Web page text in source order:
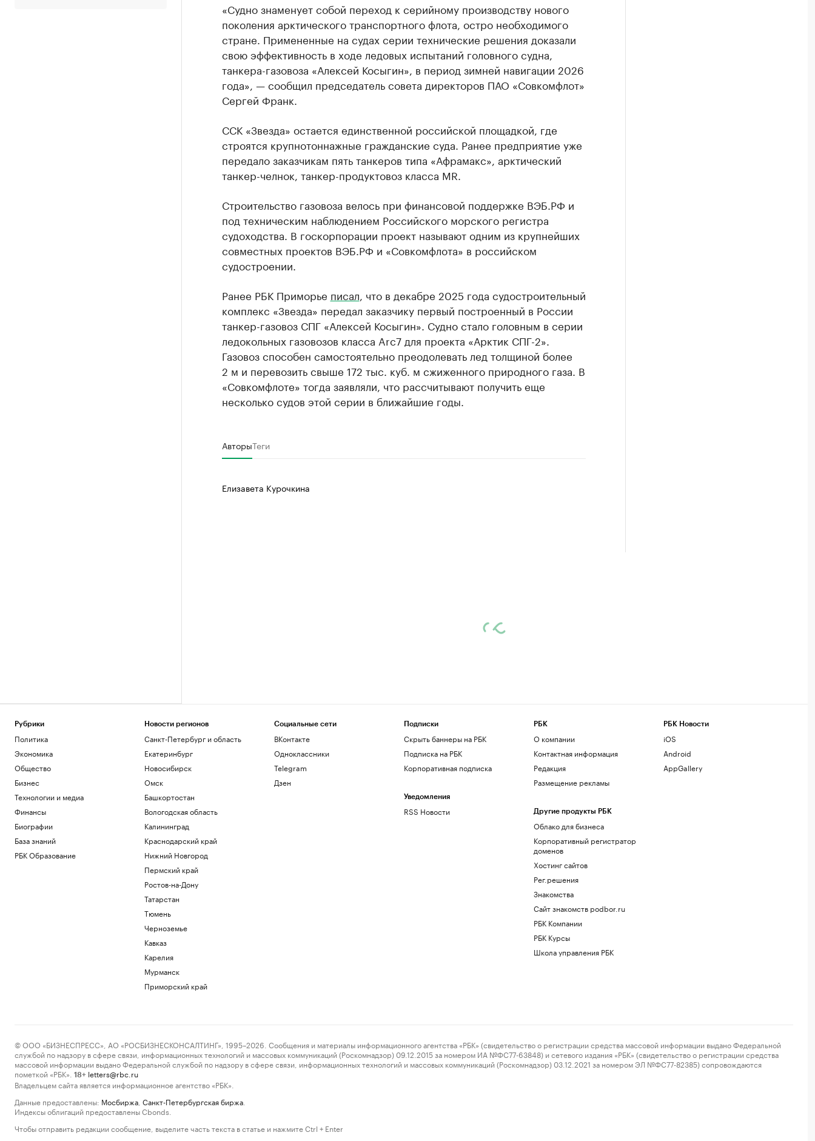
«Судно знаменует собой переход к серийному производству нового
поколения арктического транспортного флота, остро необходимого
стране. Примененные на судах серии технические решения доказали
свою эффективность в ходе ледовых испытаний головного судна,
танкера-газовоза «Алексей Косыгин», в период зимней навигации 2026
года», — сообщил председатель совета директоров ПАО «Совкомфлот»
Сергей Франк.
ССК «Звезда» остается единственной российской площадкой, где
строятся крупнотоннажные гражданские суда. Ранее предприятие уже
передало заказчикам пять танкеров типа «Афрамакс», арктический
танкер-челнок, танкер-продуктовоз класса MR.
Строительство газовоза велось при финансовой поддержке ВЭБ.РФ и
под техническим наблюдением Российского морского регистра
судоходства. В госкорпорации проект называют одним из крупнейших
совместных проектов ВЭБ.РФ и «Совкомфлота» в российском
судостроении.
Ранее РБК Приморье писал , что в декабре 2025 года судостроительный
комплекс «Звезда» передал заказчику первый построенный в России
танкер-газовоз СПГ «Алексей Косыгин». Судно стало головным в серии
ледокольных газовозов класса Arc7 для проекта «Арктик СПГ-2».
Газовоз способен самостоятельно преодолевать лед толщиной более
2 м и перевозить свыше 172 тыс. куб. м сжиженного природного газа. В
«Совкомфлоте» тогда заявляли, что рассчитывают получить еще
несколько судов этой серии в ближайшие годы.
АвторыТеги
Елизавета Курочкина
Рубрики
Политика
Экономика
Общество
Бизнес
Технологии и медиа
Финансы
Биографии
База знаний
РБК Образование
Новости регионов
Санкт-Петербург и область
Екатеринбург
Новосибирск
Омск
Башкортостан
Вологодская область
Калининград
Краснодарский край
Нижний Новгород
Пермский край
Ростов-на-Дону
Татарстан
Тюмень
Черноземье
Кавказ
Карелия
Мурманск
Приморский край
Социальные сети
ВКонтакте
Одноклассники
Telegram
Дзен
Подписки
Скрыть баннеры на РБК
Подписка на РБК
Корпоративная подписка
Уведомления
RSS Новости
РБК
О компании
Контактная информация
Редакция
Размещение рекламы
Другие продукты РБК
Облако для бизнеса
Корпоративный регистратор
доменов
Хостинг сайтов
Рег.решения
Знакомства
Сайт знакомств podbor.ru
РБК Компании
РБК Курсы
Школа управления РБК
РБК Новости
iOS
Android
AppGallery
© ООО «БИЗНЕСПРЕСС», АО «РОСБИЗНЕСКОНСАЛТИНГ», 1995–2026. Сообщения и материалы информационного агентства «РБК» (свидетельство о регистрации средства массовой информации выдано Федеральной
службой по надзору в сфере связи, информационных технологий и массовых коммуникаций (Роскомнадзор) 09.12.2015 за номером ИА №ФС77-63848) и сетевого издания «РБК» (свидетельство о регистрации средства
массовой информации выдано Федеральной службой по надзору в сфере связи, информационных технологий и массовых коммуникаций (Роскомнадзор) 03.12.2021 за номером ЭЛ №ФС77-82385) сопровождаются
пометкой «РБК».
18+ letters@rbc.ru
Владельцем сайта является информационное агентство «РБК».
Данные предоставлены: Мосбиржа Санкт-Петербургская биржа
Индексы облигаций предоставлены Cbonds.
Чтобы отправить редакции сообщение, выделите часть текста в статье и нажмите Ctrl + Enter